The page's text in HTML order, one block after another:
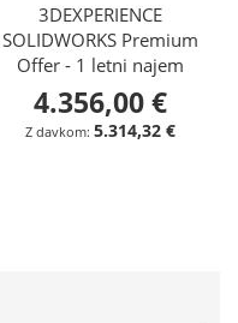
3DEXPERIENCE
SOLIDWORKS Premium
Offer - 1 letni najem
4.356,00 €
5.314,32 €